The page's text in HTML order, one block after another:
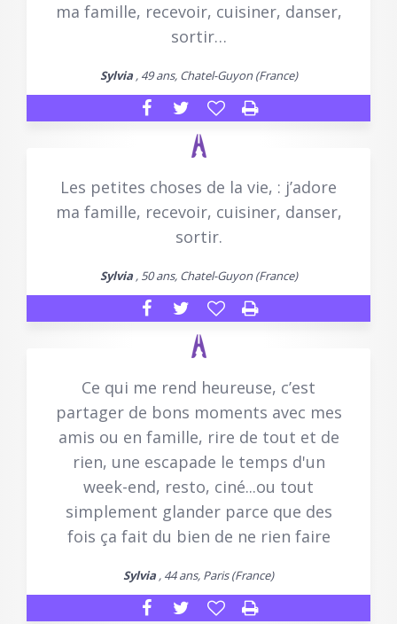
ma famille, recevoir, cuisiner, danser,
sortir…
Sylvia, 49 ans, Chatel-Guyon (France)
Les petites choses de la vie, : j’adore
ma famille, recevoir, cuisiner, danser,
sortir.
Sylvia, 50 ans, Chatel-Guyon (France)
Ce qui me rend heureuse, c’est
partager de bons moments avec mes
amis ou en famille, rire de tout et de
rien, une escapade le temps d'un
week-end, resto, ciné...ou tout
simplement glander parce que des
fois ça fait du bien de ne rien faire
Sylvia , 44 ans, Paris (France)